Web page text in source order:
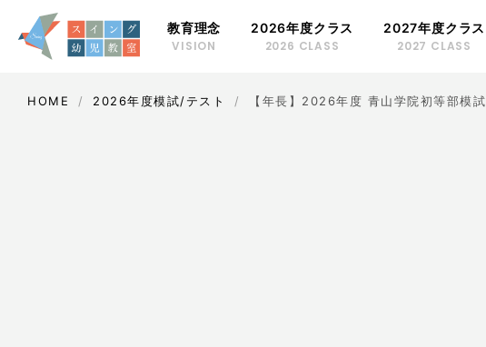
教育理念
VISION
2026年度クラス
2026 CLASS
年長クラス
2027年度クラス
2027 CLASS
HOME 2026年度模試/テスト 【年長】2026年度 青山学院初等部模試